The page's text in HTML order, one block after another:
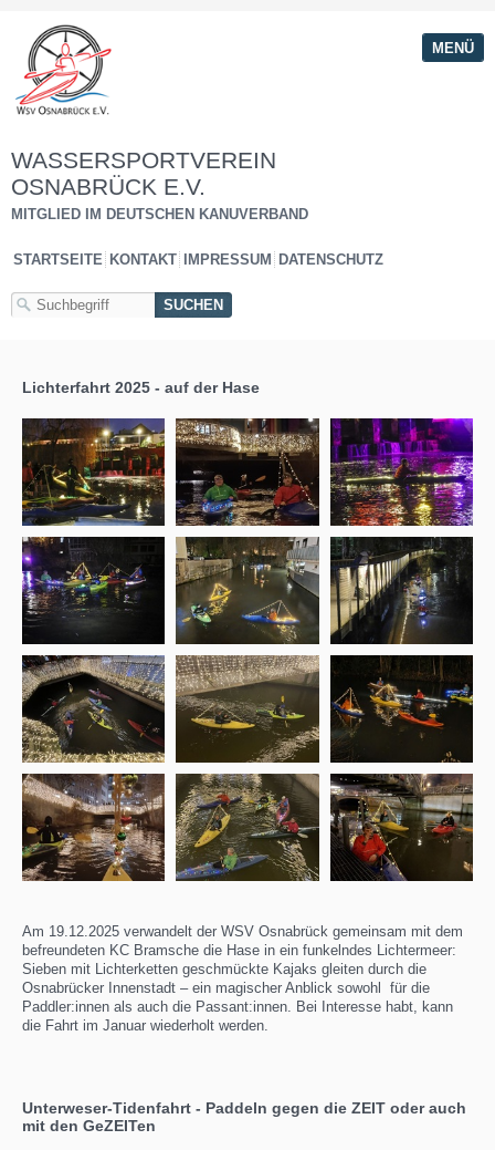
MENÜ
WASSERSPORTVEREIN
OSNABRÜCK E.V.
MITGLIED IM DEUTSCHEN KANUVERBAND
STARTSEITE KONTAKT IMPRESSUM DATENSCHUTZ
Lichterfahrt 2025 - auf der Hase
Am 19.12.2025 verwandelt der WSV Osnabrück gemeinsam mit dem
befreundeten KC Bramsche die Hase in ein funkelndes Lichtermeer:
Sieben mit Lichterketten geschmückte Kajaks gleiten durch die
Osnabrücker Innenstadt – ein magischer Anblick sowohl für die
Paddler:innen als auch die Passant:innen. Bei Interesse habt, kann
die Fahrt im Januar wiederholt werden.
Unterweser-Tidenfahrt - Paddeln gegen die ZEIT oder auch
mit den GeZEITen